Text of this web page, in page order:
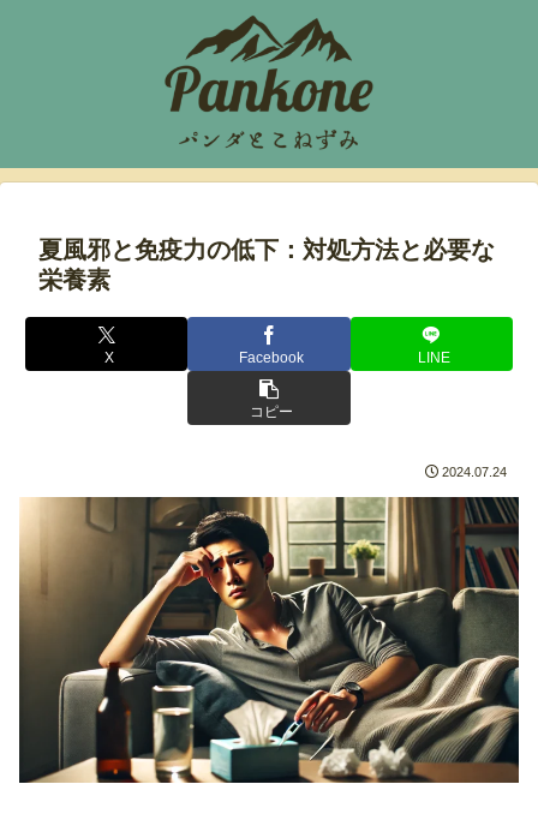
夏風邪と免疫力の低下：対処方法と必要な
栄養素
X Facebook LINE
コピー
2024.07.24